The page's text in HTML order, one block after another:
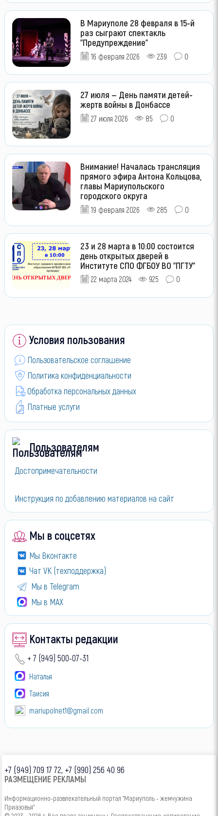
В Мариуполе 28 февраля в 15-й
раз сыграют спектакль
"Предупреждение"
16 февраля 2026 239 0
27 июля — День памяти детей-
жертв войны в Донбассе
27 июля 2026 85 0
Внимание! Началась трансляция
прямого эфира Антона Кольцова,
главы Мариупольского
городского округа
19 февраля 2026 285 0
23 и 28 марта в 10:00 состоится
день открытых дверей в
Институте СПО ФГБОУ ВО "ПГТУ"
22 марта 2024 925 0
Условия пользования
Пользовательское соглашение
Политика конфиденциальности
Обработка персональных данных
Платные услуги
Пользователям
Достопримечательности
Инструкция по добавлению материалов на сайт
Мы в соцсетях
Мы Вконтакте
Чат VK (техподдержка)
Мы в Telegram
Мы в МАХ
Контакты редакции
+ 7 (949) 500-07-31
Наталья
Таисия
mariupolnet1@gmail.com
+7 (949) 709 17 72, +7 (990) 256 40 96
РАЗМЕЩЕНИЕ РЕКЛАМЫ
Информационно-развлекательный портал "Мариуполь - жемчужина
Приазовья"